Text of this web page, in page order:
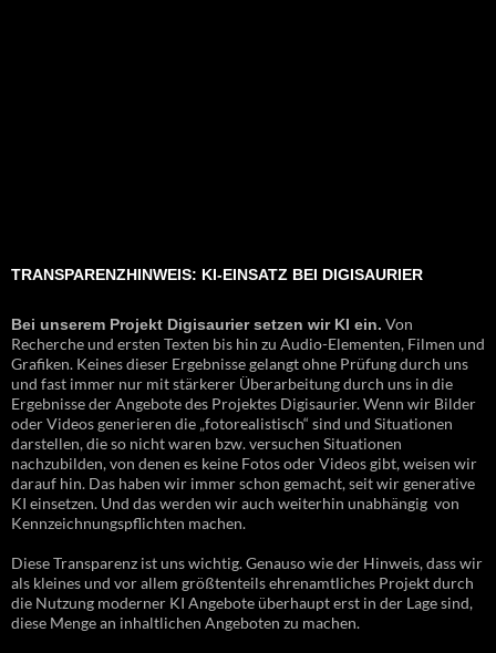
TRANSPARENZHINWEIS: KI-EINSATZ BEI DIGISAURIER
Bei unserem Projekt Digisaurier setzen wir KI ein. Von
Recherche und ersten Texten bis hin zu Audio-Elementen, Filmen und
Grafiken. Keines dieser Ergebnisse gelangt ohne Prüfung durch uns
und fast immer nur mit stärkerer Überarbeitung durch uns in die
Ergebnisse der Angebote des Projektes Digisaurier. Wenn wir Bilder
oder Videos generieren die „fotorealistisch“ sind und Situationen
darstellen, die so nicht waren bzw. versuchen Situationen
nachzubilden, von denen es keine Fotos oder Videos gibt, weisen wir
darauf hin. Das haben wir immer schon gemacht, seit wir generative
KI einsetzen. Und das werden wir auch weiterhin unabhängig von
Kennzeichnungspflichten machen.
Diese Transparenz ist uns wichtig. Genauso wie der Hinweis, dass wir
als kleines und vor allem größtenteils ehrenamtliches Projekt durch
die Nutzung moderner KI Angebote überhaupt erst in der Lage sind,
diese Menge an inhaltlichen Angeboten zu machen.